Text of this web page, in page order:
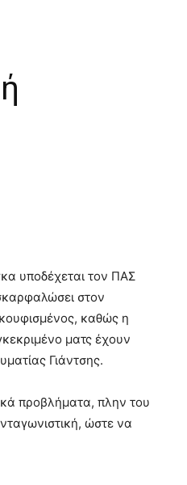
υποδέχεται τον ΠΑΣ
στον
καθώς η
ματς έχουν
Γιάντσης.
προβλήματα, πλην του
ώστε να